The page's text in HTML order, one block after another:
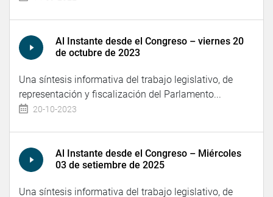
Al Instante desde el Congreso – viernes 20
de octubre de 2023
Una síntesis informativa del trabajo legislativo, de
representación y fiscalización del Parlamento...
20-10-2023
Al Instante desde el Congreso – Miércoles
03 de setiembre de 2025
Una síntesis informativa del trabajo legislativo, de